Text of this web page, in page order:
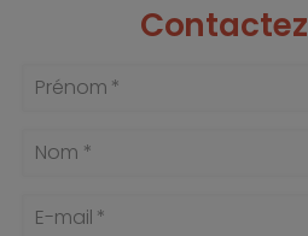
Contactez
Prénom *
Nom *
E-mail *